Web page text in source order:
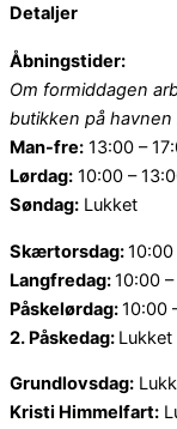
Detaljer
Åbningstider:
Om formiddagen
butikken på havnen
Man-fre: 13:00 –
Lørdag: 10:00 –
Søndag: Lukket
Skærtorsdag:10:00
Langfredag:10:00
Påskelørdag:10:00
2. Påskedag: Lukket
Grundlovsdag:
Kristi Himmelfart: